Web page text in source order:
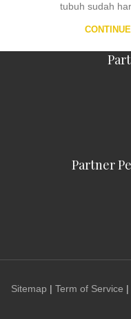
tubuh sudah
Partner
Sitemap | Term of Service |